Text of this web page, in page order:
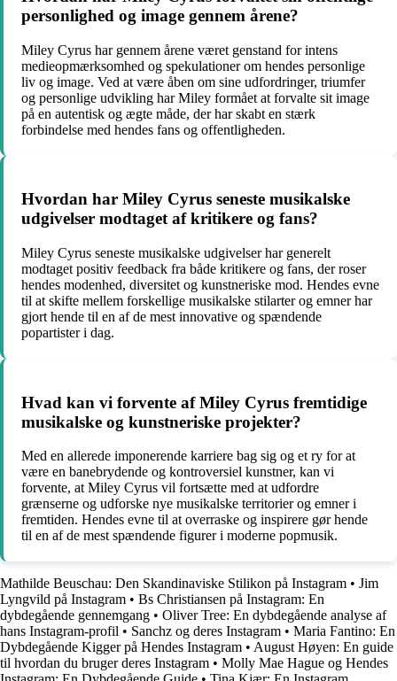
personlighed og image gennem årene?
Miley Cyrus har gennem årene været genstand for intens
medieopmærksomhed og spekulationer om hendes personlige
liv og image. Ved at være åben om sine udfordringer, triumfer
og personlige udvikling har Miley formået at forvalte sit image
på en autentisk og ægte måde, der har skabt en stærk
forbindelse med hendes fans og offentligheden.
Hvordan har Miley Cyrus seneste musikalske
udgivelser modtaget af kritikere og fans?
Miley Cyrus seneste musikalske udgivelser har generelt
modtaget positiv feedback fra både kritikere og fans, der roser
hendes modenhed, diversitet og kunstneriske mod. Hendes evne
til at skifte mellem forskellige musikalske stilarter og emner har
gjort hende til en af de mest innovative og spændende
popartister i dag.
Hvad kan vi forvente af Miley Cyrus fremtidige
musikalske og kunstneriske projekter?
Med en allerede imponerende karriere bag sig og et ry for at
være en banebrydende og kontroversiel kunstner, kan vi
forvente, at Miley Cyrus vil fortsætte med at udfordre
grænserne og udforske nye musikalske territorier og emner i
fremtiden. Hendes evne til at overraske og inspirere gør hende
til en af de mest spændende figurer i moderne popmusik.
Mathilde Beuschau: Den Skandinaviske Stilikon på Instagram • Jim
Lyngvild på Instagram • Bs Christiansen på Instagram: En
dybdegående gennemgang • Oliver Tree: En dybdegående analyse af
hans Instagram-profil • Sanchz og deres Instagram • Maria Fantino: En
Dybdegående Kigger på Hendes Instagram • August Høyen: En guide
til hvordan du bruger deres Instagram • Molly Mae Hague og Hendes